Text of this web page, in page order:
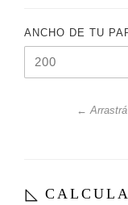
ANCHO DE TU
←